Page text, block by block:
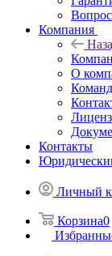
Компания
О
Контакты
Личный
Корзина0